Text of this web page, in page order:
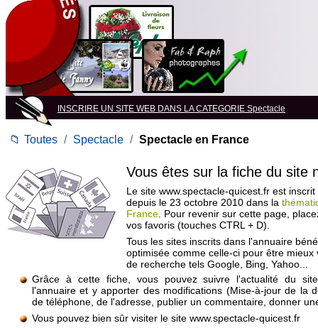
INSCRIRE UN SITE WEB DANS LA CATEGORIE Spectacle
📁 Toutes / Spectacle / Spectacle en France
Vous êtes sur la fiche du site
Le site www.spectacle-quicest.fr est
depuis le 23 octobre 2010 dans la
France . Pour revenir sur cette page,
vos favoris (touches CTRL + D).
Tous les sites inscrits dans l'annuaire
optimisée comme celle-ci pour être mieux
de recherche tels Google, Bing, Yahoo...
Grâce à cette fiche, vous pouvez suivre l'actualité du
l'annuaire et y apporter des modifications (Mise-à-jour de la
de téléphone, de l'adresse, publier un commentaire, donner
Vous pouvez bien sûr visiter le site www.spectacle-quicest.fr